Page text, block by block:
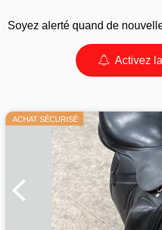
Soyez alerté quand de
Activez
ACHAT SÉCURISÉ